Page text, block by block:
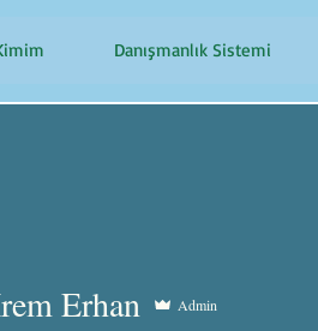
Danışmanlık Sistemi
Erhan Admin